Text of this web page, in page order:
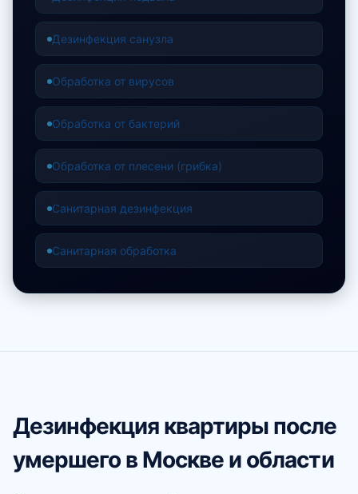
Дезинфекция санузла
Обработка от вирусов
Обработка от бактерий
Обработка от плесени (грибка)
Санитарная дезинфекция
Санитарная обработка
Дезинфекция квартиры после
умершего в Москве и области